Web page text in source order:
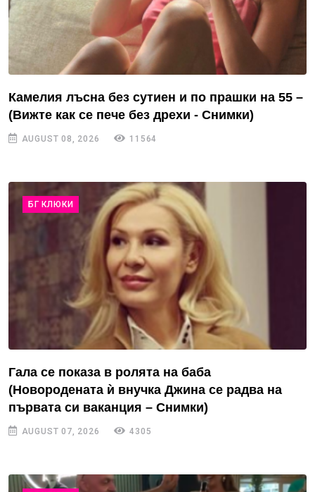
Камелия лъсна без сутиен и по прашки на 55 –
(Вижте как се пече без дрехи - Снимки)
AUGUST 08, 2026 11564
БГ КЛЮКИ
Гала се показа в ролята на баба
(Новородената ѝ внучка Джина се радва на
първата си ваканция – Снимки)
AUGUST 07, 2026 4305